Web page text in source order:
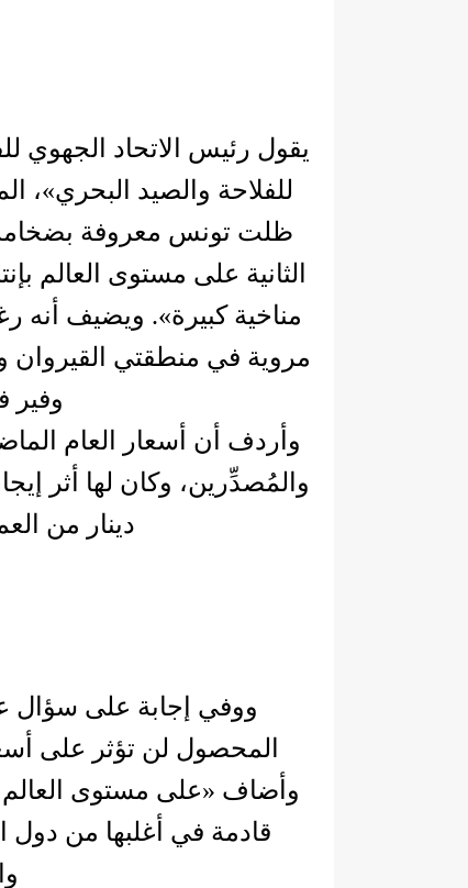
يقول رئيس الاتحاد الجهوي
للفلاحة والصيد البحري»،
ظلت تونس معروفة بضخامة
مناخية كبيرة». ويضيف أنه
مروية في منطقتي
وفير
وأردف أن أسعار العام
دينار من العملة
ووفي إجابة على سؤال
المحصول لن تؤثر على
قادمة في أغلبها من دول